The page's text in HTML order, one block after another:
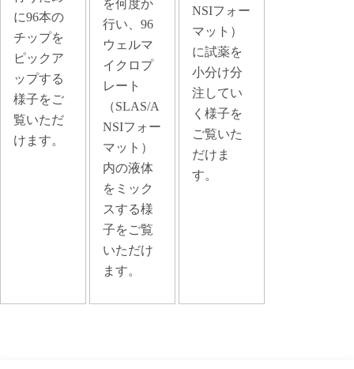
に96本の
チップを
ピックア
ップする
様子をご
覧いただ
けます。
を何度か
行い、96
ウェルマ
イクロプ
レート
（SLAS/A
NSIフォー
マット）
内の液体
をミック
スする様
子をご覧
いただけ
ます。
NSIフォー
マット）
に試薬を
小分け分
注してい
く様子を
ご覧いた
だけま
す。